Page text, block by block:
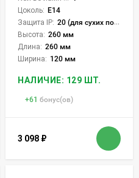
Цоколь: E14
Защита IP: 20 (для сухих пом.)
Высота: 260 мм
Длина: 260 мм
Ширина: 120 мм
НАЛИЧИЕ: 129 ШТ.
+61 бонус(ов)
3 098 ₽